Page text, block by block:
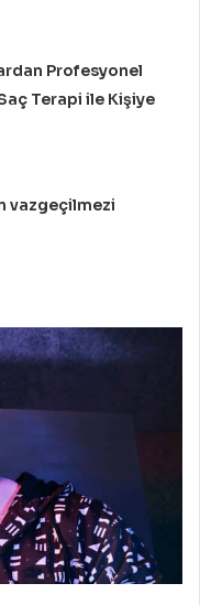
Profesyonel
Terapi ile Kişiye
vazgeçilmezi